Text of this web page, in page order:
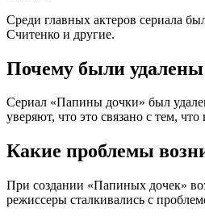
Среди главных актеров сериала
Считенко и другие.
Почему были
Сериал «Папины дочки» был
уверяют, что это связано с тем,
Какие проблемы
При создании «Папиных дочек»
режиссеры сталкивались с